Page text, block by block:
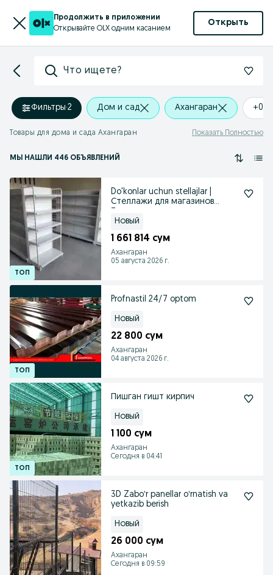
Продолжить в приложении
Открывайте OLX одним касанием
Открыть
Что ищете?
Фильтры·2 Дом и сад Ахангаран +0
Товары для дома и сада Ахангаран Показать Полностью
МЫ НАШЛИ 446 ОБЪЯВЛЕНИЙ
Do'konlar uchun stellajlar |
Стеллажи для магазинов
Новый
1 661 814 сум
Ахангаран
05 августа 2026 г.
Profnastil 24/7 optom
Новый
22 800 сум
Ахангаран
04 августа 2026 г.
Пишган гишт кирпич
Новый
1 100 сум
Ахангаран
Сегодня в 04:41
3D Zaboʻr panellar oʻrnatish va
yetkazib berish
Новый
26 000 сум
Ахангаран
Сегодня в 09:59